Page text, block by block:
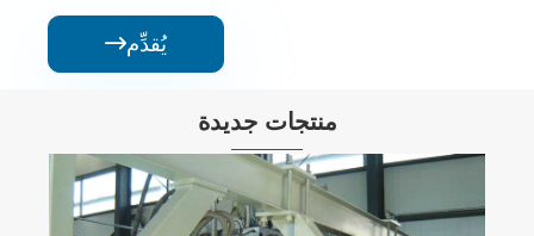
يُقدِّم
منتجات جديدة